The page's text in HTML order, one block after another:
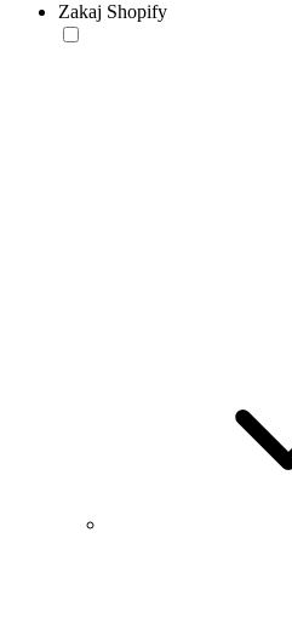
Zakaj Shopify